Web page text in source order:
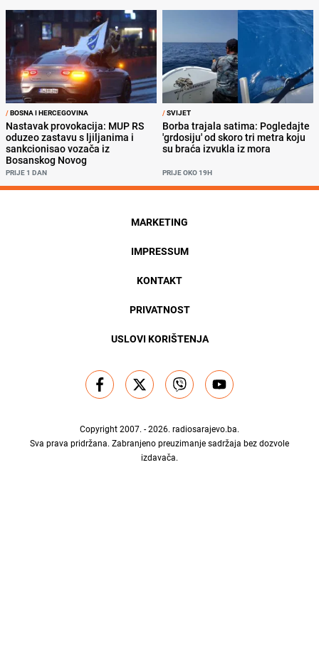
/BOSNA I HERCEGOVINA
Nastavak provokacija: MUP RS
oduzeo zastavu s ljiljanima i
sankcionisao vozača iz
Bosanskog Novog
PRIJE 1 DAN
/SVIJET
Borba trajala satima: Pogledajte
'grdosiju' od skoro tri metra koju
su braća izvukla iz mora
PRIJE OKO 19H
MARKETING
IMPRESSUM
KONTAKT
PRIVATNOST
USLOVI KORIŠTENJA
Copyright 2007. - 2026. radiosarajevo.ba.
Sva prava pridržana. Zabranjeno preuzimanje sadržaja bez dozvole
izdavača.